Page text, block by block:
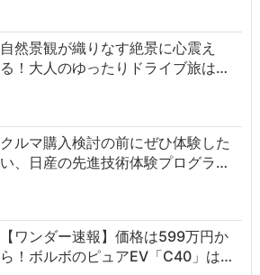
自然景観が織りなす絶景に心震え
る！大人のゆったりドライブ旅は…
クルマ購入検討の前にぜひ体験した
い、日産の先進技術体験プログラ…
【ワンダー速報】価格は599万円か
ら！ボルボのピュアEV「C40」は…